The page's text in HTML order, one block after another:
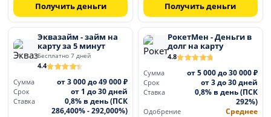
Получить деньги Получить деньги
Эквазайм - займ на
карту за 5 минут
Бесплатно 7 дней
4.4
Сумма
от 3 000 до 49 000 ₽
Срок от 1 до 30 дней
Ставка
0,8% в день (ПСК
286,400% - 292,000%)
РокетМен - Деньги в
долг на карту
4.8
Сумма
от 5 000 до 30 000 ₽
Срок от 3 до 30 дней
Ставка
0,8% в день (ПСК
292%)
Одобрение Среднее